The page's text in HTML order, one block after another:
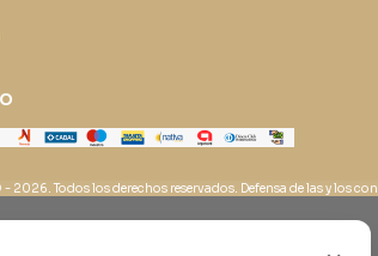
- 2026. Todos los derechos reservados. Defensa de las y los